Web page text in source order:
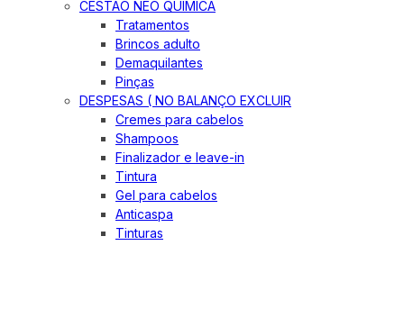
CESTÃO NEO QUIMICA
Tratamentos
Brincos adulto
Demaquilantes
Pinças
DESPESAS ( NO BALANÇO EXCLUIR
Cremes para cabelos
Shampoos
Finalizador e leave-in
Tintura
Gel para cabelos
Anticaspa
Tinturas